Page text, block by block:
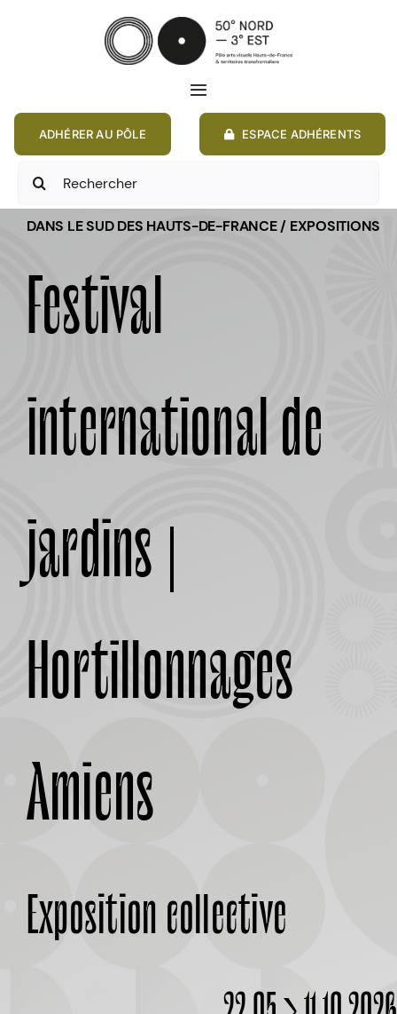
Toggle
Navigation
À PROPOS
ADHÉRER AU PÔLE ESPACE ADHÉRENTS
Rechercher:
DANS LE SUD DES HAUTS-DE-FRANCE / EXPOSITIONS
Festival
international de
jardins |
Hortillonnages
Amiens
Exposition collective